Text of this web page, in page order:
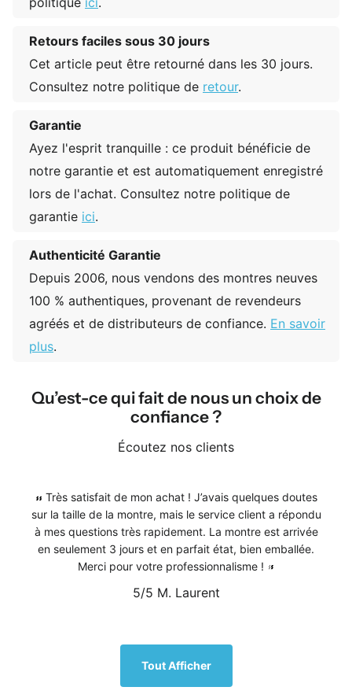
Retours faciles sous 30 jours
Cet article peut être retourné dans les 30 jours.
Consultez notre politique de retour.
Garantie
Ayez l'esprit tranquille : ce produit bénéficie de
notre garantie et est automatiquement enregistré
lors de l'achat. Consultez notre politique de
garantie ici.
Authenticité Garantie
Depuis 2006, nous vendons des montres neuves
100 % authentiques, provenant de revendeurs
agréés et de distributeurs de confiance. En savoir
plus.
Qu’est-ce qui fait de nous un choix de
confiance ?
Écoutez nos clients
Très satisfait de mon achat ! J’avais quelques doutes
sur la taille de la montre, mais le service client a répondu
à mes questions très rapidement. La montre est arrivée
en seulement 3 jours et en parfait état, bien emballée.
Merci pour votre professionnalisme !
5/5 M. Laurent
Tout Afficher